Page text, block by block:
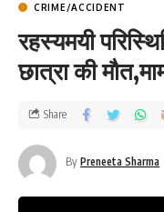
CRIME/ACCIDENT
रहस्यमयी
छात्रा की
By Preneeta Sharma
Share